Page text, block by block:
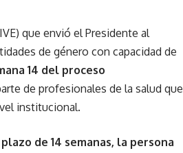
que envió el Presidente al
de género con capacidad de
14 del proceso
de profesionales de la salud que
institucional.
de 14 semanas, la persona